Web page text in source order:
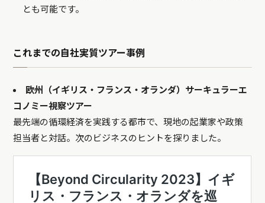
とも可能です。
これまでの自社実質ツアー事例
欧州（イギリス・フランス・オランダ）サーキュラーエ
コノミー視察ツアー
最先端の循環経済を実践する都市で、現地の起業家や政策
担当者と対話。次のビジネスのヒントを探りました。